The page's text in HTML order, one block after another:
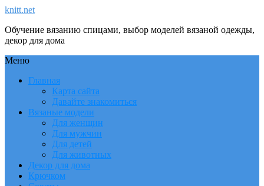
knitt.net
Обучение вязанию спицами, выбор моделей вязаной одежды,
декор для дома
Меню
Главная
Карта сайта
Давайте знакомиться
Вязаные модели
Для женщин
Для мужчин
Для детей
Для животных
Декор для дома
Крючком